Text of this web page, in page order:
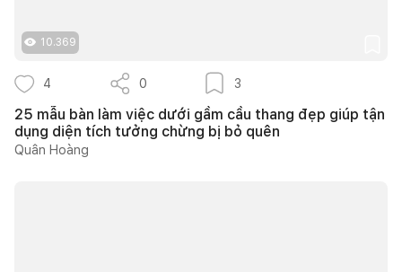
10.369
4 0 3
25 mẫu bàn làm việc dưới gầm cầu thang đẹp giúp tận
dụng diện tích tưởng chừng bị bỏ quên
Quân Hoàng